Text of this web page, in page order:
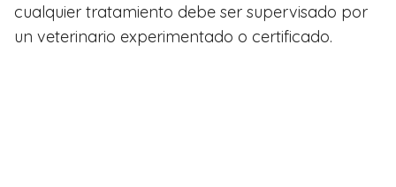
cualquier tratamiento debe ser supervisado por
un veterinario experimentado o certificado.